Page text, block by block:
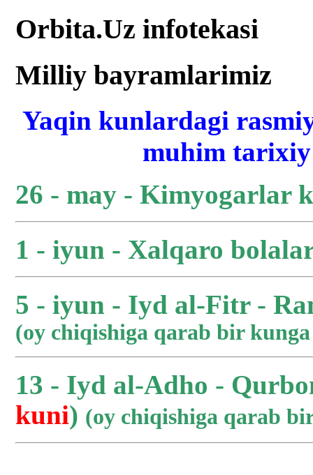
Orbita.Uz infotekasi
Milliy bayramlarimiz
Yaqin kunlardagi
muhim
26 - may - Kimyogarlar
1 - iyun - Xalqaro
5 - iyun - Iyd al-Fitr -
(oy chiqishiga qarab bir
13 - Iyd al-Adho -
kuni) (oy chiqishiga qarab